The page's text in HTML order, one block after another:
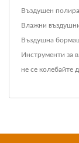
Въздушен
Влажни
Въздушна
Инструменти за
не се колебайте